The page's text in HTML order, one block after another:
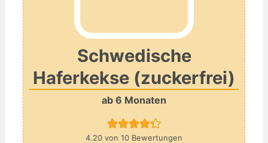
Schwedische
Haferkekse (zuckerfrei)
ab 6 Monaten
4.20 von 10 Bewertungen